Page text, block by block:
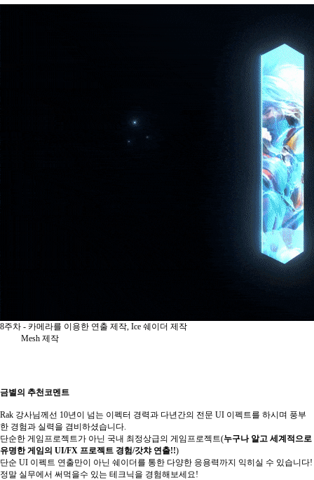
8주차 - 카메라를 이용한 연출 제작, Ice 쉐이더 제작
Mesh 제작
금별의 추천코멘트
Rak 강사님께선 10년이 넘는 이펙터 경력과 다년간의 전문 UI 이펙트를 하시며 풍부
한 경험과 실력을 겸비하셨습니다.
단순한 게임프로젝트가 아닌 국내 최정상급의 게임프로젝트(누구나 알고 세계적으로
유명한 게임의 UI/FX 프로젝트 경험/갓챠 연출!!)
단순 UI 이펙트 연출만이 아닌 쉐이더를 통한 다양한 응용력까지 익히실 수 있습니다!
정말 실무에서 써먹을수 있는 테크닉을 경험해보세요!